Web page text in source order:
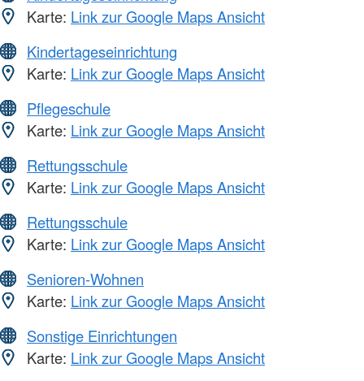
Karte: Link zur Google Maps Ansicht
Kindertageseinrichtung
Karte: Link zur Google Maps Ansicht
Pflegeschule
Karte: Link zur Google Maps Ansicht
Rettungsschule
Karte: Link zur Google Maps Ansicht
Rettungsschule
Karte: Link zur Google Maps Ansicht
Senioren-Wohnen
Karte: Link zur Google Maps Ansicht
Sonstige Einrichtungen
Karte: Link zur Google Maps Ansicht